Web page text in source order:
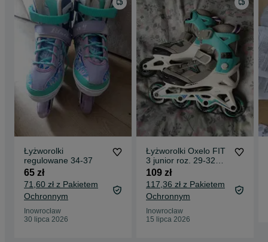
Łyżworolki
regulowane 34-37
65 zł
71,60 zł z Pakietem
Ochronnym
Inowrocław
30 lipca 2026
Łyżworolki Oxelo FIT
3 junior roz. 29-32
regulowane szaro-
zielone
109 zł
117,36 zł z Pakietem
Ochronnym
Inowrocław
15 lipca 2026